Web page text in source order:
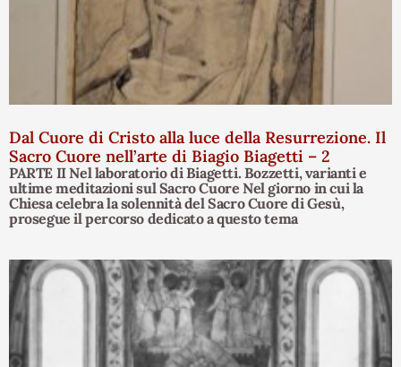
Dal Cuore di Cristo alla luce della Resurrezione. Il
Sacro Cuore nell’arte di Biagio Biagetti – 2
PARTE II Nel laboratorio di Biagetti. Bozzetti, varianti e
ultime meditazioni sul Sacro Cuore Nel giorno in cui la
Chiesa celebra la solennità del Sacro Cuore di Gesù,
prosegue il percorso dedicato a questo tema